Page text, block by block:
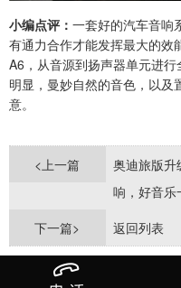
小编点评： 一套好的汽车音响
有通力合作才能发挥最大的效
A6，从音源到扬声器单元进
明显，曼妙自然的音色，以
意。
<上一篇
奥迪旅版升
响，好音乐
下一篇>
返回列表